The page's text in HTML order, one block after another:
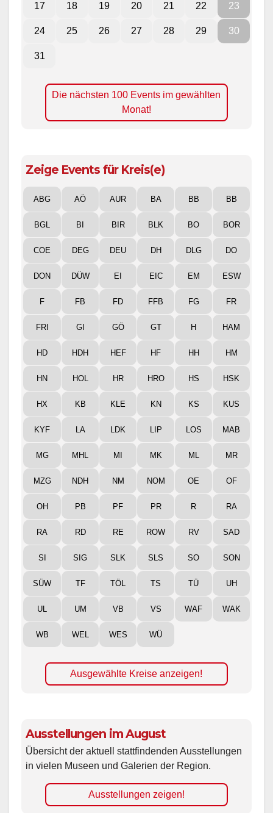
17 18 19 20 21 22 23
24 25 26 27 28 29 30
31
Die nächsten 100 Events im gewählten
Monat!
Zeige Events für Kreis(e)
ABG AÖ AUR BA BB BB
BGL BI BIR BLK BO BOR
COE DEG DEU DH DLG DO
DON DÜW EI EIC EM ESW
F FB FD FFB FG FR
FRI GI GÖ GT H HAM
HD HDH HEF HF HH HM
HN HOL HR HRO HS HSK
HX KB KLE KN KS KUS
KYF LA LDK LIP LOS MAB
MG MHL MI MK ML MR
MZG NDH NM NOM OE OF
OH PB PF PR R RA
RA RD RE ROW RV SAD
SI SIG SLK SLS SO SON
SÜW TF TÖL TS TÜ UH
UL UM VB VS WAF WAK
WB WEL WES WÜ
Ausgewählte Kreise anzeigen!
Ausstellungen im August
Übersicht der aktuell stattfindenden Ausstellungen
in vielen Museen und Galerien der Region.
Ausstellungen zeigen!